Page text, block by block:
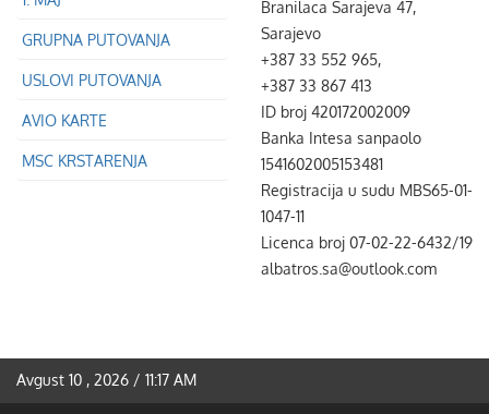
GRUPNA PUTOVANJA
USLOVI PUTOVANJA
AVIO KARTE
MSC KRSTARENJA
Branilaca Sarajeva 47,
Sarajevo
+387 33 552 965,
+387 33 867 413
ID broj 420172002009
Banka Intesa sanpaolo
1541602005153481
Registracija u sudu MBS65-01-
1047-11
Licenca broj 07-02-22-6432/19
albatros.sa@outlook.com
Avgust 10 , 2026 / 11:17 AM